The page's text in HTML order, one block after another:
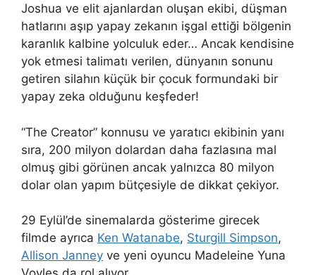
Joshua ve elit ajanlardan oluşan ekibi, düşman
hatlarını aşıp yapay zekanın işgal ettiği bölgenin
karanlık kalbine yolculuk eder… Ancak kendisine
yok etmesi talimatı verilen, dünyanın sonunu
getiren silahın küçük bir çocuk formundaki bir
yapay zeka olduğunu keşfeder!
“The Creator” konnusu ve yaratıcı ekibinin yanı
sıra, 200 milyon dolardan daha fazlasına mal
olmuş gibi görünen ancak yalnızca 80 milyon
dolar olan yapım bütçesiyle de dikkat çekiyor.
29 Eylül’de sinemalarda gösterime girecek
filmde ayrıca Ken Watanabe, Sturgill Simpson,
Allison Janney ve yeni oyuncu Madeleine Yuna